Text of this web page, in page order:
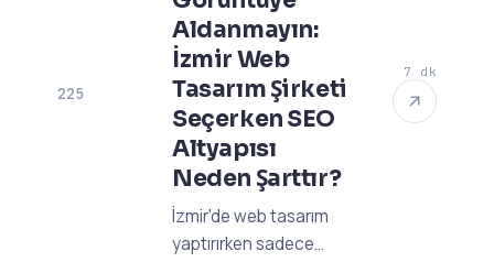
225
Aldanmayın:
İzmir Web
Tasarım Şirketi
Seçerken SEO
Altyapısı
Neden Şarttır?
İzmir'de web tasarım
yaptırırken sadece
7 dk